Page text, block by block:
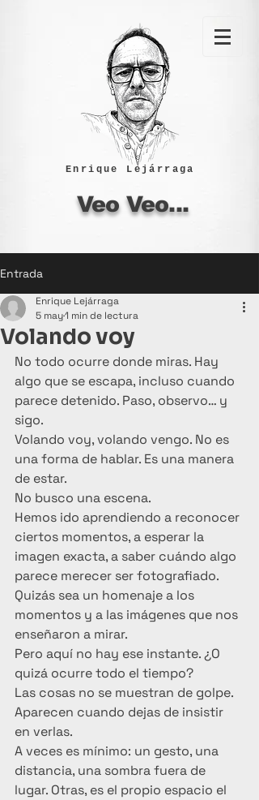
Enrique Lejárraga
Veo Veo...
Entrada
Volando voy
Enrique Lejárraga
5 may1 min de lectura
No todo ocurre donde miras. Hay
algo que se escapa, incluso cuando
parece detenido. Paso, observo… y
sigo.
Volando voy, volando vengo. No es
una forma de hablar. Es una manera
de estar.
No busco una escena.
Hemos ido aprendiendo a reconocer
ciertos momentos, a esperar la
imagen exacta, a saber cuándo algo
parece merecer ser fotografiado.
Quizás sea un homenaje a los
momentos y a las imágenes que nos
enseñaron a mirar.
Pero aquí no hay ese instante. ¿O
quizá ocurre todo el tiempo?
Las cosas no se muestran de golpe.
Aparecen cuando dejas de insistir
en verlas.
A veces es mínimo: un gesto, una
distancia, una sombra fuera de
lugar. Otras, es el propio espacio el